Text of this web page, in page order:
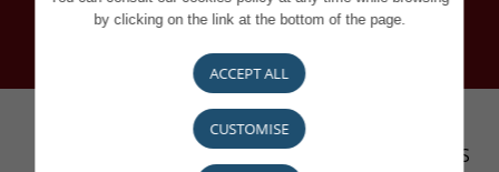
TODAS LAS NOVEDADES
by clicking on the link at the bottom of the page.
ACCEPT ALL
CUSTOMISE